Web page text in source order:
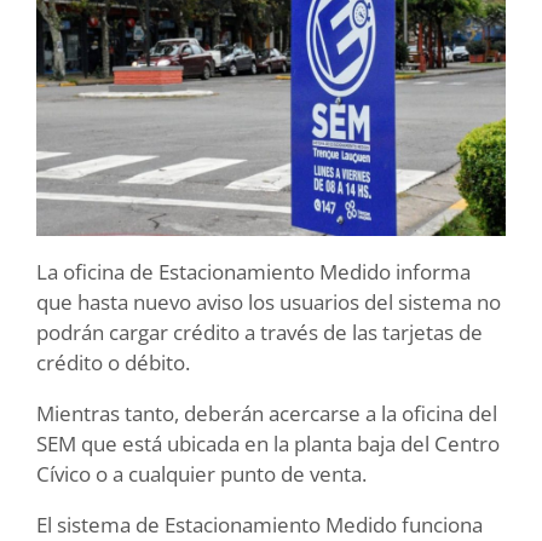
La oficina de Estacionamiento Medido informa
que hasta nuevo aviso los usuarios del sistema no
podrán cargar crédito a través de las tarjetas de
crédito o débito.
Mientras tanto, deberán acercarse a la oficina del
SEM que está ubicada en la planta baja del Centro
Cívico o a cualquier punto de venta.
El sistema de Estacionamiento Medido funciona